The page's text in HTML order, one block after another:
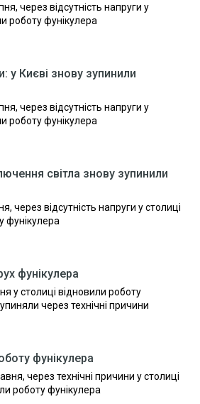
через відсутність напруги у
роботу фунікулера
у Києві знову зупинили
через відсутність напруги у
роботу фунікулера
світла знову зупинили
через відсутність напруги у столиці
фунікулера
фунікулера
у столиці відновили роботу
через технічні причини
фунікулера
через технічні причини у столиці
роботу фунікулера